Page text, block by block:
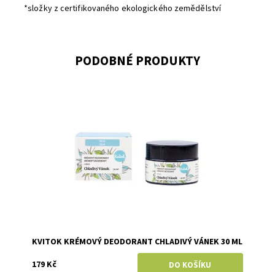
*složky z certifikovaného ekologického zemědělství
PODOBNÉ PRODUKTY
KVITOK KRÉMOVÝ DEODORANT CHLADIVÝ VÁNEK 30 ML
179 Kč